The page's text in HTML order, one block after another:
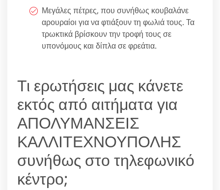
Μεγάλες πέτρες, που συνήθως κουβαλάνε
αρουραίοι για να φτιάξουν τη φωλιά τους. Τα
τρωκτικά βρίσκουν την τροφή τους σε
υπονόμους και δίπλα σε φρεάτια.
Τι ερωτήσεις μας κάνετε
εκτός από αιτήματα για
ΑΠΟΛΥΜΑΝΣΕΙΣ
ΚΑΛΛΙΤΕΧΝΟΥΠΟΛΗΣ
συνήθως στο τηλεφωνικό
κέντρο;